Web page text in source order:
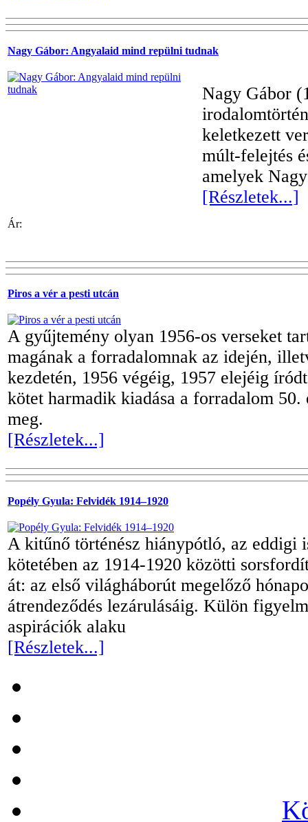
Nagy Gábor: Angyalaid mind repülni tudnak
Nagy Gábor
keletkezett
múlt-felejtés
amelyek
[Részletek...]
Ár:
Piros a vér a pesti utcán
A gyűjtemény olyan 1956-os verseket
magának a forradalomnak az idején,
kezdetén, 1956 végéig, 1957 elejéig
kötet harmadik kiadása a forradalom
meg.
[Részletek...]
Popély Gyula: Felvidék 1914–1920
A kitűnő történész hiánypótló, az eddigi
kötetében az 1914-1920 közötti
át: az első világháborút megelőző
átrendeződés lezárulásáig. Külön
aspirációk alaku
[Részletek...]